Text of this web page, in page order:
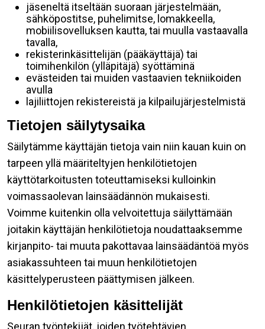
jäseneltä itseltään suoraan järjestelmään,
sähköpostitse, puhelimitse, lomakkeella,
mobiilisovelluksen kautta, tai muulla vastaavalla
tavalla,
rekisterinkäsittelijän (pääkäyttäjä) tai
toimihenkilön (ylläpitäjä) syöttäminä
evästeiden tai muiden vastaavien tekniikoiden
avulla
lajiliittojen rekistereistä ja kilpailujärjestelmistä
Tietojen säilytysaika
Säilytämme käyttäjän tietoja vain niin kauan kuin on
tarpeen yllä määriteltyjen henkilötietojen
käyttötarkoitusten toteuttamiseksi kulloinkin
voimassaolevan lainsäädännön mukaisesti.
Voimme kuitenkin olla velvoitettuja säilyttämään
joitakin käyttäjän henkilötietoja noudattaaksemme
kirjanpito- tai muuta pakottavaa lainsäädäntöä myös
asiakassuhteen tai muun henkilötietojen
käsittelyperusteen päättymisen jälkeen.
Henkilötietojen käsittelijät
Seuran työntekijät, joiden työtehtävien